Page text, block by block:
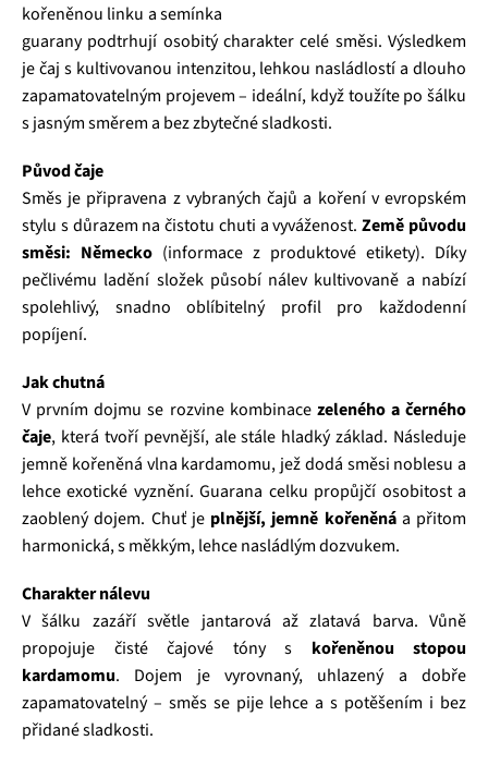
kořeněnou linku a semínka
guarany podtrhují osobitý charakter celé směsi. Výsledkem
je čaj s kultivovanou intenzitou, lehkou nasládlostí a dlouho
zapamatovatelným projevem – ideální, když toužíte po šálku
s jasným směrem a bez zbytečné sladkosti.
Původ čaje
Směs je připravena z vybraných čajů a koření v evropském
stylu s důrazem na čistotu chuti a vyváženost.Země původu
směsi: Německo (informace z produktové etikety). Díky
pečlivému ladění složek působí nálev kultivovaně a nabízí
spolehlivý, snadno oblíbitelný profil pro každodenní
popíjení.
Jak chutná
V prvním dojmu se rozvine kombinace zeleného a černého
čaje, která tvoří pevnější, ale stále hladký základ. Následuje
jemně kořeněná vlna kardamomu, jež dodá směsi noblesu a
lehce exotické vyznění. Guarana celku propůjčí osobitost a
zaoblený dojem. Chuť je plnější, jemně kořeněnáa přitom
harmonická, s měkkým, lehce nasládlým dozvukem.
Charakter nálevu
V šálku zazáří světle jantarová až zlatavá barva. Vůně
propojuje čisté čajové tóny s kořeněnou stopou
kardamomu. Dojem je vyrovnaný, uhlazený a dobře
zapamatovatelný – směs se pije lehce a s potěšením i bez
přidané sladkosti.